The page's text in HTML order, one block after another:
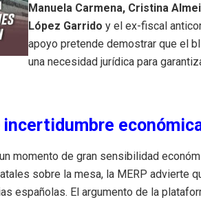
Manuela Carmena, Cristina
López Garrido y el ex-fiscal
apoyo pretende demostrar que el
una necesidad jurídica para
momento de gran sensibilidad
sobre la mesa, la MERP advierte
españolas. El argumento de la